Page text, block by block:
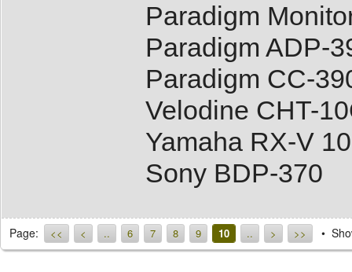
Paradigm
Paradigm ADP-
Paradigm CC-
Velodine CHT-
Yamaha RX-V
Sony BDP-370
Page: << < .. 6 7 8 9 10 .. > >>